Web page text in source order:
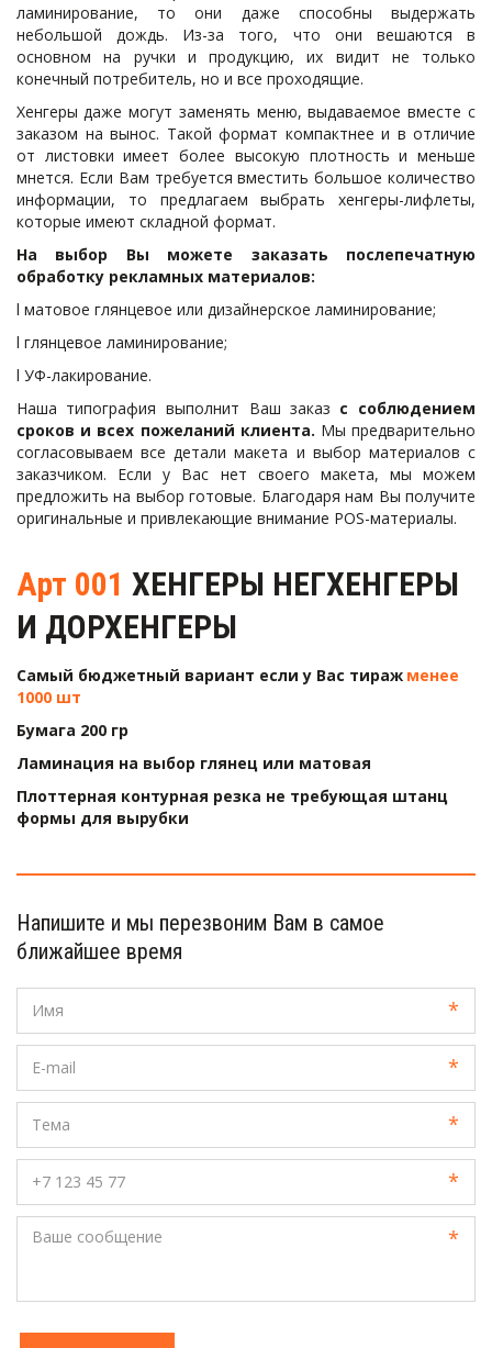
ламинирование, то они даже способны выдержать
небольшой дождь. Из-за того, что они вешаются в
основном на ручки и продукцию, их видит не только
конечный потребитель, но и все проходящие.
Хенгеры даже могут заменять меню, выдаваемое вместе с
заказом на вынос. Такой формат компактнее и в отличие
от листовки имеет более высокую плотность и меньше
мнется. Если Вам требуется вместить большое количество
информации, то предлагаем выбрать хенгеры-лифлеты,
которые имеют складной формат.
На выбор Вы можете заказать послепечатную
обработку рекламных материалов:
l матовое глянцевое или дизайнерское ламинирование;
l глянцевое ламинирование;
l УФ-лакирование.
Наша типография выполнит Ваш заказ с соблюдением
сроков и всех пожеланий клиента. Мы предварительно
согласовываем все детали макета и выбор материалов с
заказчиком. Если у Вас нет своего макета, мы можем
предложить на выбор готовые. Благодаря нам Вы получите
оригинальные и привлекающие внимание POS-материалы.
Арт 001 ХЕНГЕРЫ НЕГХЕНГЕРЫ
И ДОРХЕНГЕРЫ
Самый бюджетный вариант если у Вас тираж менее
1000 шт
Бумага 200 гр
Ламинация на выбор глянец или матовая
Плоттерная контурная резка не требующая штанц
формы для вырубки
Напишите и мы перезвоним Вам в самое
ближайшее время
*
*
*
*
*